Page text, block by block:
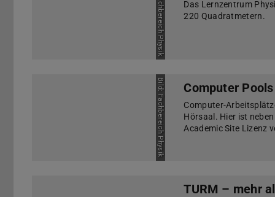
Bild: Fachbereich Physik
Das Lernzentrum
220 Quadratmetern.
Bild: Fachbereich Physik Computer
Computer-
Hörsaal. Hier ist
Academic Site Lizenz
TURM – mehr